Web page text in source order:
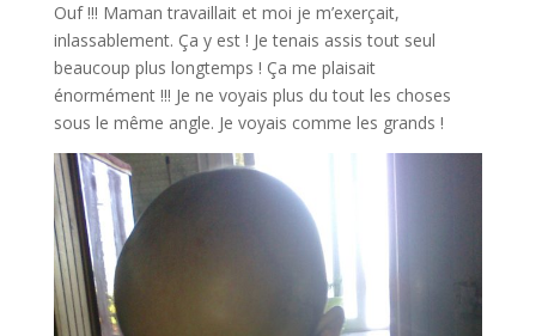
Ouf !!! Maman travaillait et moi je m’exerçait,
inlassablement. Ça y est ! Je tenais assis tout seul
beaucoup plus longtemps ! Ça me plaisait
énormément !!! Je ne voyais plus du tout les choses
sous le même angle. Je voyais comme les grands !